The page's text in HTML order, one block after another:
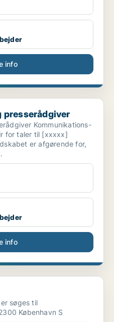
info
presserådgiver
Kommunikations-
for taler til [xxxxx]
er afgørende for,
info
søges til
København S